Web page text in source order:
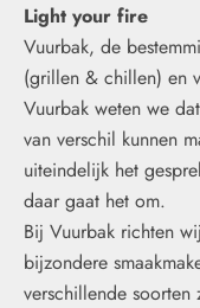
Light your fire
Vuurbak, de
(grillen & chillen) en
Vuurbak weten we
van verschil kunnen
uiteindelijk het
daar gaat het om.
Bij Vuurbak richten
bijzondere
verschillende soorten